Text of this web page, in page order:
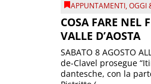
APPUNTAMENTI,OGGI
COSA FARE NEL
VALLE D’AOSTA
SABATO 8 AGOSTO
de-Clavel prosegue
dantesche, con la